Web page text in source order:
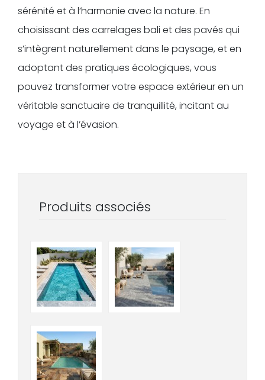
sérénité et à l’harmonie avec la nature. En
choisissant des carrelages bali et des pavés qui
s’intègrent naturellement dans le paysage, et en
adoptant des pratiques écologiques, vous
pouvez transformer votre espace extérieur en un
véritable sanctuaire de tranquillité, incitant au
voyage et à l’évasion.
Produits associés